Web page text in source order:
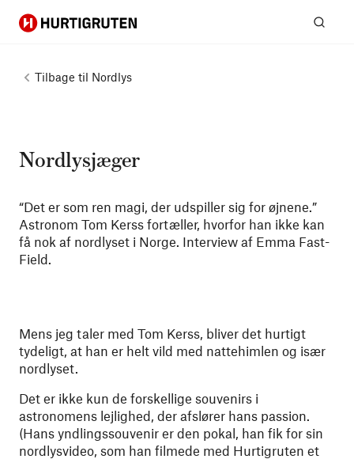
Hurtigruten
Tilbage til Nordlys
Nordlysjæger
“Det er som ren magi, der udspiller sig for øjnene.”
Astronom Tom Kerss fortæller, hvorfor han ikke kan
få nok af nordlyset i Norge. Interview af Emma Fast-
Field.
Mens jeg taler med Tom Kerss, bliver det hurtigt
tydeligt, at han er helt vild med nattehimlen og især
nordlyset.
Det er ikke kun de forskellige souvenirs i
astronomens lejlighed, der afslører hans passion.
(Hans yndlingssouvenir er den pokal, han fik for sin
nordlysvideo, som han filmede med Hurtigruten et